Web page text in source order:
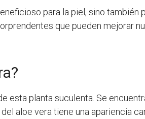
para la piel, sino
que pueden mejorar
esta planta suculenta. Se
aloe vera tiene una apariencia